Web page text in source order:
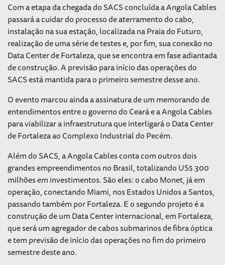
Com a etapa da chegada do SACS concluída a Angola Cables
passará a cuidar do processo de aterramento do cabo,
instalação na sua estação, localizada na Praia do Futuro,
realização de uma série de testes e, por fim, sua conexão no
Data Center de Fortaleza, que se encontra em fase adiantada
de construção. A previsão para início das operações do
SACS está mantida para o primeiro semestre desse ano.
O evento marcou ainda a assinatura de um memorando de
entendimentos entre o governo do Ceará e a Angola Cables
para viabilizar a infraestrutura que interligará o Data Center
de Fortaleza ao Complexo Industrial do Pecém.
Além do SACS, a Angola Cables conta com outros dois
grandes empreendimentos no Brasil, totalizando US$ 300
milhões em investimentos. São eles: o cabo Monet, já em
operação, conectando Miami, nos Estados Unidos a Santos,
passando também por Fortaleza. E o segundo projeto é a
construção de um Data Center internacional, em Fortaleza,
que será um agregador de cabos submarinos de fibra óptica
e tem previsão de início das operações no fim do primeiro
semestre deste ano.